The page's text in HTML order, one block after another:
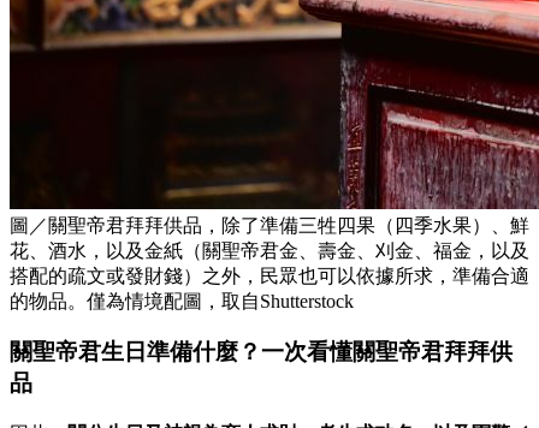
圖／關聖帝君拜拜供品，除了準備三牲四果（四季水果）、鮮
花、酒水，以及金紙（關聖帝君金、壽金、刈金、福金，以及
搭配的疏文或發財錢）之外，民眾也可以依據所求，準備合適
的物品。僅為情境配圖，取自Shutterstock
關聖帝君生日準備什麼？一次看懂關聖帝君拜拜供
品